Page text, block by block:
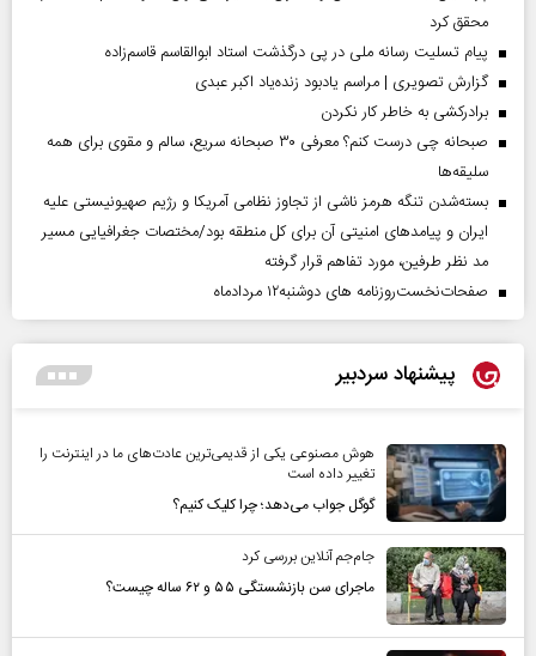
محقق کرد
پیام تسلیت رسانه ملی در پی درگذشت استاد ابوالقاسم قاسم‌زاده
گزارش تصویری | مراسم یادبود زنده‌یاد اکبر عبدی
برادرکشی به خاطر کار نکردن
صبحانه چی درست کنم؟ معرفی ۳۰ صبحانه سریع، سالم و مقوی برای همه
سلیقه‌ها
بسته‌شدن تنگه هرمز ناشی از تجاوز نظامی آمریکا و رژیم صهیونیستی علیه
ایران و پیامد‌های امنیتی آن برای کل منطقه بود/مختصات جغرافیایی مسیر
مد نظر طرفین، مورد تفاهم قرار گرفته
صفحات‌نخست‌روزنامه ها‌ی دوشنبه‌۱۲ مردادماه
پیشنهاد سردبیر
هوش مصنوعی یکی از قدیمی‌ترین عادت‌های ما در اینترنت را
تغییر داده است
گوگل جواب می‌دهد؛ چرا کلیک کنیم؟
جام‌جم آنلاین بررسی کرد
ماجرای سن بازنشستگی ۵۵ و ۶۲ ساله چیست؟